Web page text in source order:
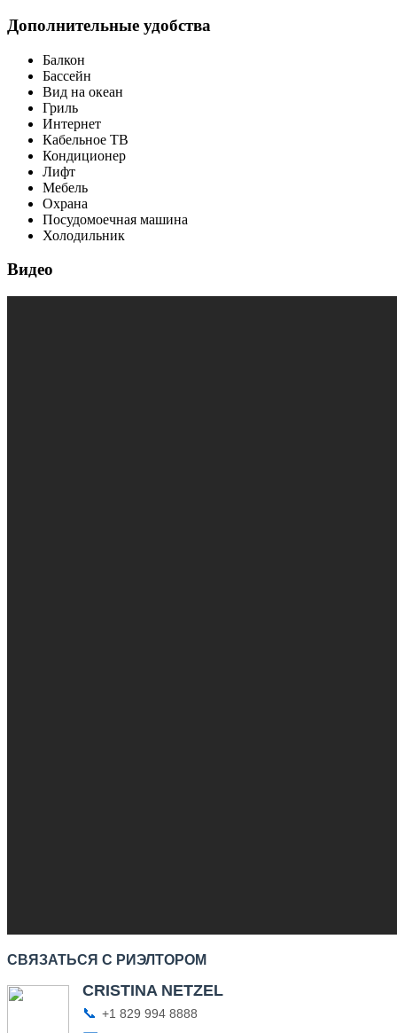
Дополнительные удобства
Балкон
Бассейн
Вид на океан
Гриль
Интернет
Кабельное ТВ
Кондиционер
Лифт
Мебель
Охрана
Посудомоечная машина
Холодильник
Видео
СВЯЗАТЬСЯ С РИЭЛТОРОМ
CRISTINA NETZEL
📞 +1 829 994 8888